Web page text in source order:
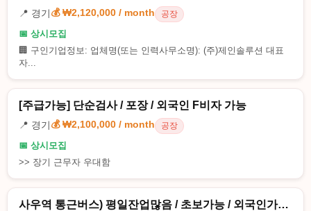
📍 경기💰 ₩2,120,000 / month 공장
📅 상시모집
🏢 구인기업정보: 업체명(또는 인력사무소명): (주)제인솔루션 대표
자...
[주급가능] 단순검사 / 포장 / 외국인 F비자 가능
📍 경기💰 ₩2,100,000 / month 공장
📅 상시모집
>> 장기 근무자 우대함
사우역 통근버스) 평일잔업많음 / 초보가능 / 외국인가…